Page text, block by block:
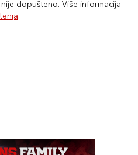
dopušteno. Više informacija
.